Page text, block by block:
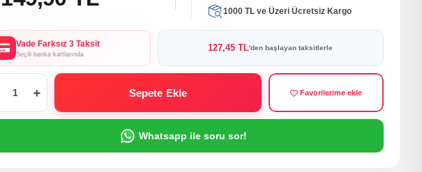
1000 TL ve Üzeri Ücretsiz Kargo
Vade Farksız 3 Taksit
Seçili banka kartlarında
127,45 TL'den başlayan taksitlerle
Sepete Ekle Favorilerime ekle
Whatsapp ile soru sor!